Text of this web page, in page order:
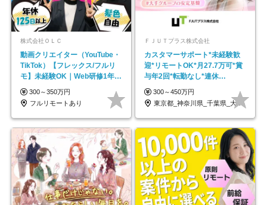
株式会社ＯＬＣ
動画クリエイター（YouTube・
TikTok）【フレックス/フルリ
モ】未経験OK｜Web研修1年間
｜副業OK
300～350万円
フルリモートあり
ＦＪＵＴプラス株式会社
カスタマーサポート*未経験歓
迎*リモートOK*月27.7万可*賞
与年2回*転勤なし*連休
OK/ZE010232
300～450万円
東京都_神奈川県_千葉県_大阪府_愛知県…